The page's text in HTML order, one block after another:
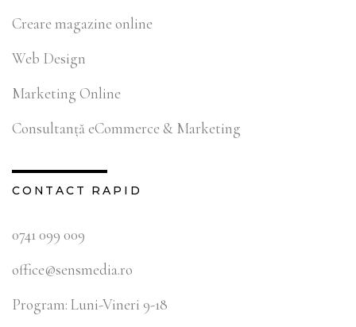
Creare magazine online
Web Design
Marketing Online
Consultanță eCommerce & Marketing
CONTACT RAPID
0741 099 009
office@sensmedia.ro
Program: Luni-Vineri 9-18